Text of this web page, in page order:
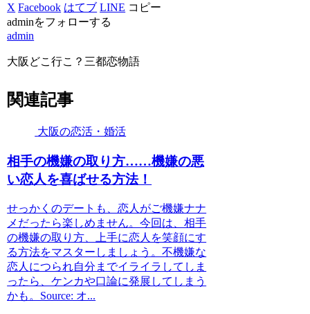
X Facebook はてブ LINE コピー
adminをフォローする
admin
大阪どこ行こ？三都恋物語
関連記事
大阪の恋活・婚活
相手の機嫌の取り方……機嫌の悪
い恋人を喜ばせる方法！
せっかくのデートも、恋人がご機嫌ナナ
メだったら楽しめません。今回は、相手
の機嫌の取り方、上手に恋人を笑顔にす
る方法をマスターしましょう。不機嫌な
恋人につられ自分までイライラしてしま
ったら、ケンカや口論に発展してしまう
かも。Source: オ...